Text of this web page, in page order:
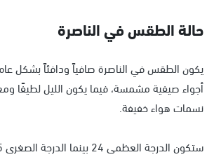
حالة الطقس في الناصرة
يكون الطقس في الناصرة صافياً ودافئاً بشكل عام
أجواء صيفية مشمسة، فيما يكون الليل لطيفًا
نسمات هواء خفيفة.
ستكون الدرجة العظمى 24 بينما الدرجة الصغرى 15.